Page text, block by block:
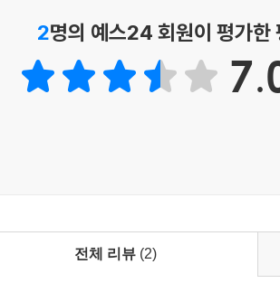
2명의 예스24 회원이 평가한
전체 리뷰 (2)